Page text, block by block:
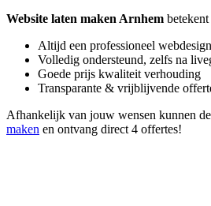
Website laten maken Arnhem
Altijd een professioneel
Volledig ondersteund, zelfs na
Goede prijs kwaliteit verhouding
Transparante & vrijblijvende
Afhankelijk van jouw wensen kunnen
maken en ontvang direct 4 offertes!